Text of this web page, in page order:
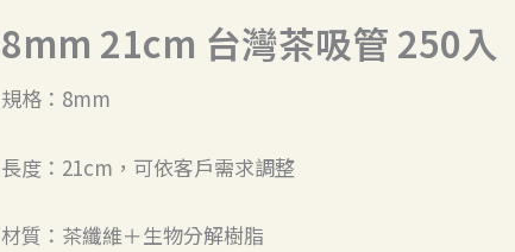
8mm 21cm 台灣茶吸管 250入
規格：8mm
長度：21cm，可依客戶需求調整
材質：茶纖維＋生物分解樹脂